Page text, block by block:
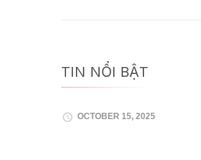
TIN NỔI BẬT
OCTOBER 15, 2025